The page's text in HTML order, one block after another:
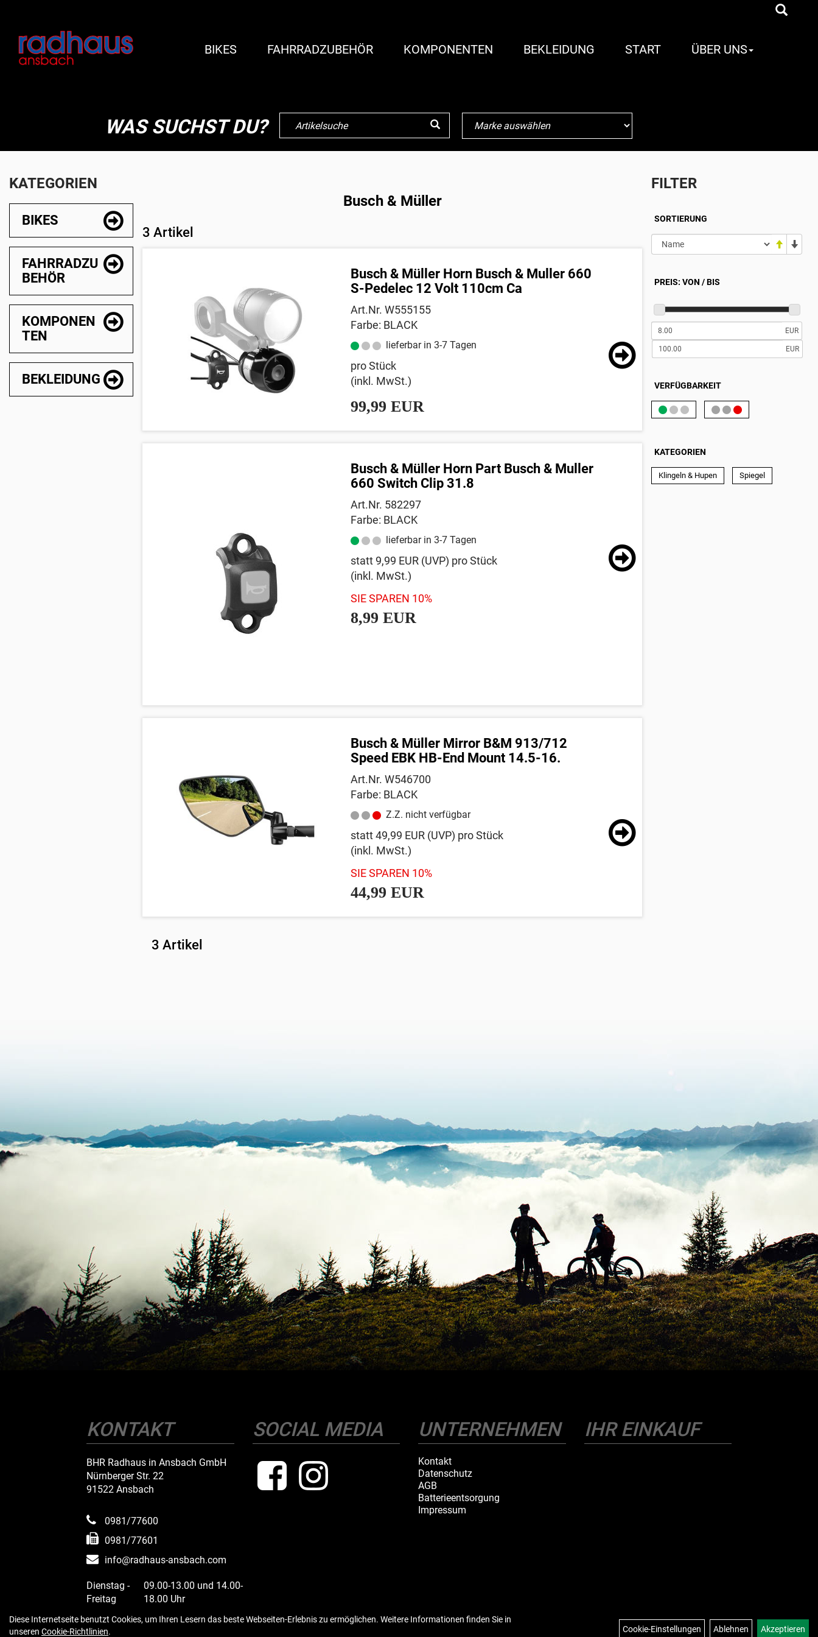
BIKES FAHRRADZUBEHÖR KOMPONENTEN BEKLEIDUNG START ÜBER UNS
WAS SUCHST DU?
KATEGORIEN
BIKES
FAHRRADZU
BEHÖR
KOMPONEN
TEN
BEKLEIDUNG
Busch & Müller
3 Artikel
Busch & Müller Horn Busch & Muller 660
S-Pedelec 12 Volt 110cm Ca
Art.Nr. W555155
Farbe: BLACK
lieferbar in 3-7 Tagen
pro Stück
(inkl. MwSt.)
99,99 EUR
Busch & Müller Horn Part Busch & Muller
660 Switch Clip 31.8
Art.Nr. 582297
Farbe: BLACK
lieferbar in 3-7 Tagen
statt 9,99 EUR (UVP) pro Stück
(inkl. MwSt.)
SIE SPAREN 10%
8,99 EUR
Busch & Müller Mirror B&M 913/712
Speed EBK HB-End Mount 14.5-16.
Art.Nr. W546700
Farbe: BLACK
Z.Z. nicht verfügbar
statt49,99 EUR (UVP) pro Stück
(inkl. MwSt.)
SIE SPAREN 10%
44,99 EUR
3 Artikel
FILTER
SORTIERUNG
PREIS: VON / BIS
EUR
EUR
VERFÜGBARKEIT
KATEGORIEN
Klingeln & Hupen Spiegel
KONTAKT
BHR Radhaus in Ansbach GmbH
Nürnberger Str. 22
91522 Ansbach
0981/77600
0981/77601
info@radhaus-ansbach.com
Dienstag -
Freitag
09.00-13.00 und 14.00-
18.00 Uhr
Montags geschlossen
SOCIAL MEDIA UNTERNEHMEN
Kontakt
Datenschutz
AGB
Batterieentsorgung
Impressum
IHR EINKAUF
Diese Internetseite benutzt Cookies, um Ihren Lesern das beste Webseiten-Erlebnis zu ermöglichen. Weitere Informationen finden Sie in
unseren Cookie-Richtlinien. Cookie-Einstellungen Ablehnen Akzeptieren